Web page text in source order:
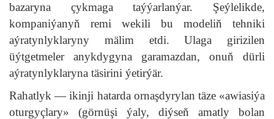
bazaryna çykmaga taýýarlanýar. Şeýlelikde,
kompaniýanyň remi wekili bu modeliň tehniki
aýratynlyklaryny mälim etdi. Ulaga girizilen
üýtgetmeler anykdygyna garamazdan, onuň dürli
aýratynlyklaryna täsirini ýetirýär.
Rahatlyk — ikinji hatarda ornaşdyrylan täze «awiasiýa
oturgyçlary» (görnüşi ýaly, diýseň amatly bolan